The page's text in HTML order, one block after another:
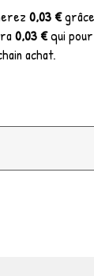
0,03 €
0,03 €qui
achat.